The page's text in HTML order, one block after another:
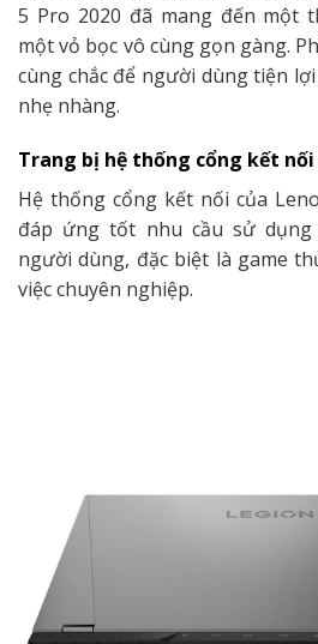
5 Pro 2020 đã mang đến một
một vỏ bọc vô cùng gọn gàng.
cùng chắc để người dùng tiện
nhẹ nhàng.
Trang bị hệ thống cổng kết nối
Hệ thống cổng kết nối của
đáp ứng tốt nhu cầu sử
người dùng, đặc biệt là game
việc chuyên nghiệp.